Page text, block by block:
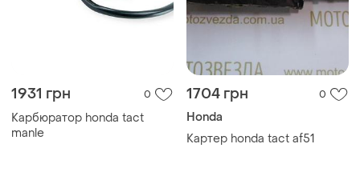
1931 грн 0
Карбюратор honda tact
manle
1704 грн 0
Honda
Картер honda tact af51